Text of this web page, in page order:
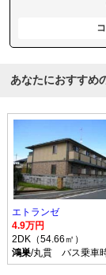
あなたにおすすめ
エトランゼ
4.9万円
2DK（54.66㎡）
鴻巣/丸貫 バス乗車